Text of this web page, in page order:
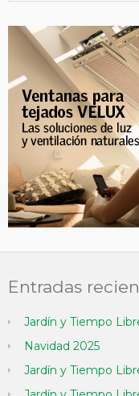
Entradas
Jardín y Tiempo
Navidad 2025
Jardín y Tiempo